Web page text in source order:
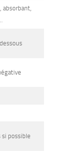
possible